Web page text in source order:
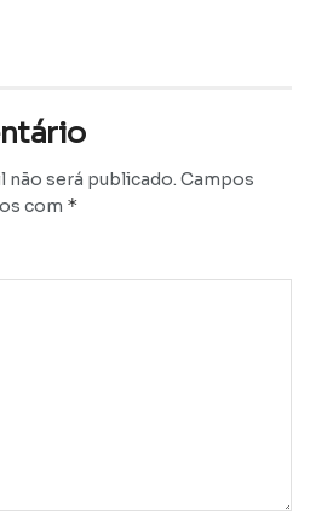
não será publicado. Campos
com *